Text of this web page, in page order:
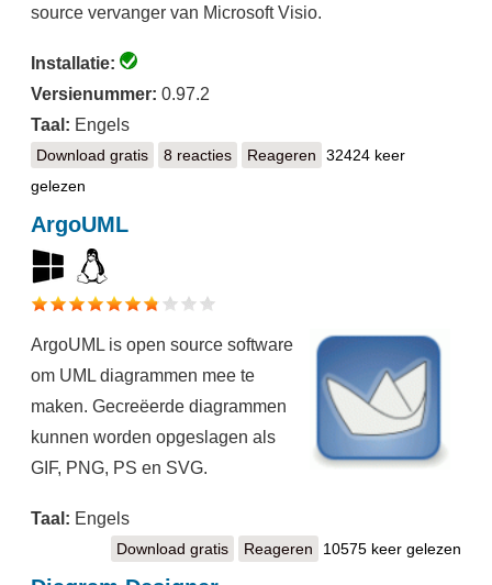
source vervanger van Microsoft Visio.
Installatie:
Versienummer: 0.97.2
Taal: Engels
Download gratisDia8 reacties Reageren
32424 keer
gelezen
ArgoUML
ArgoUML is open source software
om UML diagrammen mee te
maken. Gecreëerde diagrammen
kunnen worden opgeslagen als
GIF, PNG, PS en SVG.
Taal: Engels
Download gratis ArgoUML
Reageren 10575 keer gelezen